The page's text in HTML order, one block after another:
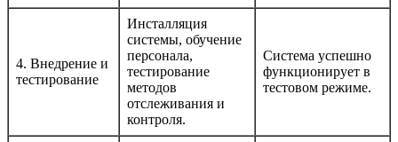
4. Внедрение и
тестирование
Инсталляция
системы, обучение
персонала,
тестирование
методов
отслеживания и
контроля.
Система успешно
функционирует в
тестовом режиме.